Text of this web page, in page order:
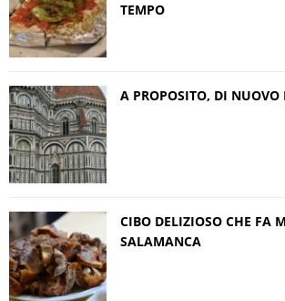
TEMPO
A PROPOSITO, DI NUOVO
CIBO DELIZIOSO CHE FA
SALAMANCA